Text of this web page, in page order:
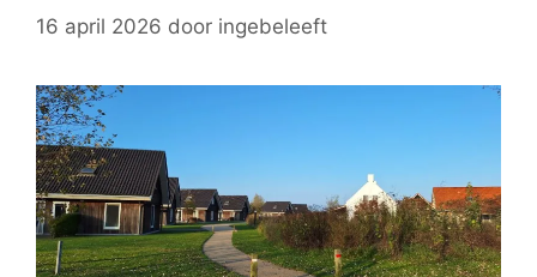
16 april 2026 door ingebeleeft